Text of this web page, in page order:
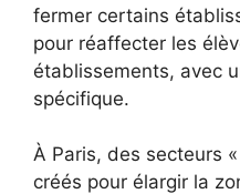
fermer certains
pour réaffecter les
établissements, avec
spécifique.
À Paris, des secteurs
créés pour élargir la